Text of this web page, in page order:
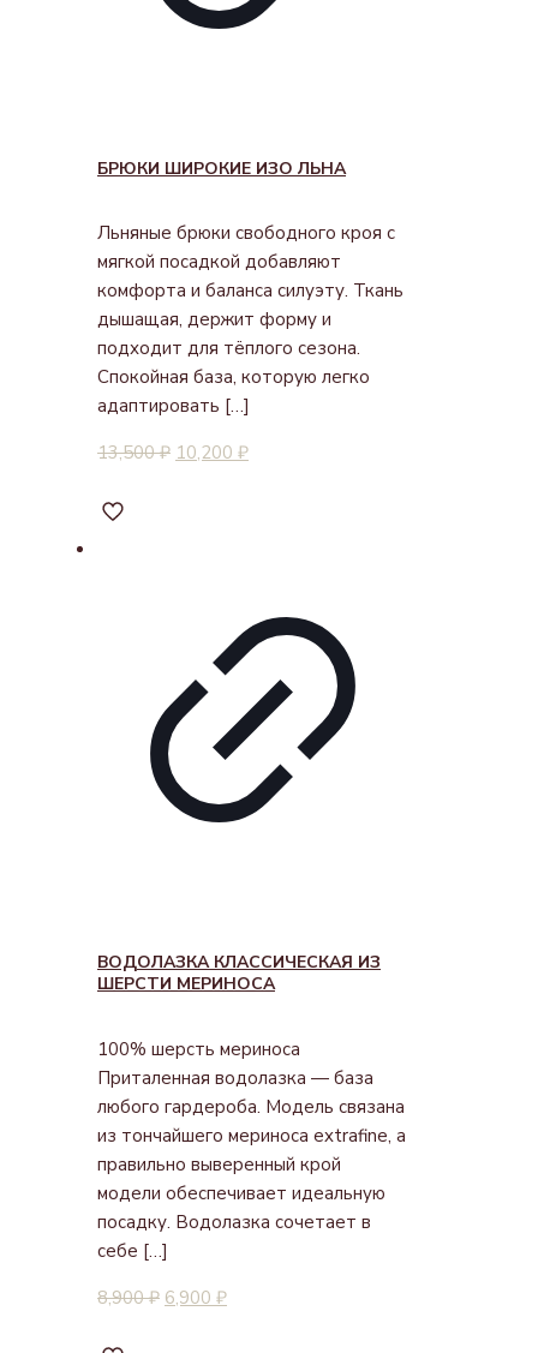
БРЮКИ ШИРОКИЕ ИЗО ЛЬНА
Льняные брюки свободного кроя с
мягкой посадкой добавляют
комфорта и баланса силуэту. Ткань
дышащая, держит форму и
подходит для тёплого сезона.
Спокойная база, которую легко
адаптировать […]
13,500₽ 10,200 ₽
ВОДОЛАЗКА КЛАССИЧЕСКАЯ ИЗ
ШЕРСТИ МЕРИНОСА
100% шерсть мериноса
Приталенная водолазка — база
любого гардероба. Модель связана
из тончайшего мериноса extrafine, а
правильно выверенный крой
модели обеспечивает идеальную
посадку. Водолазка сочетает в
себе […]
8,900₽ 6,900 ₽